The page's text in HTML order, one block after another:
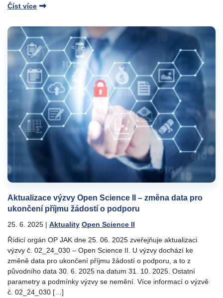
Číst více
Aktualizace výzvy Open Science II – změna data pro
ukončení příjmu žádostí o podporu
25. 6. 2025 | Aktuality Open Science II
Řídicí orgán OP JAK dne 25. 06. 2025 zveřejňuje aktualizaci
výzvy č. 02_24_030 – Open Science II. U výzvy dochází ke
změně data pro ukončení příjmu žádostí o podporu, a to z
původního data 30. 6. 2025 na datum 31. 10. 2025. Ostatní
parametry a podmínky výzvy se nemění. Více informací o výzvě
č. 02_24_030 […]